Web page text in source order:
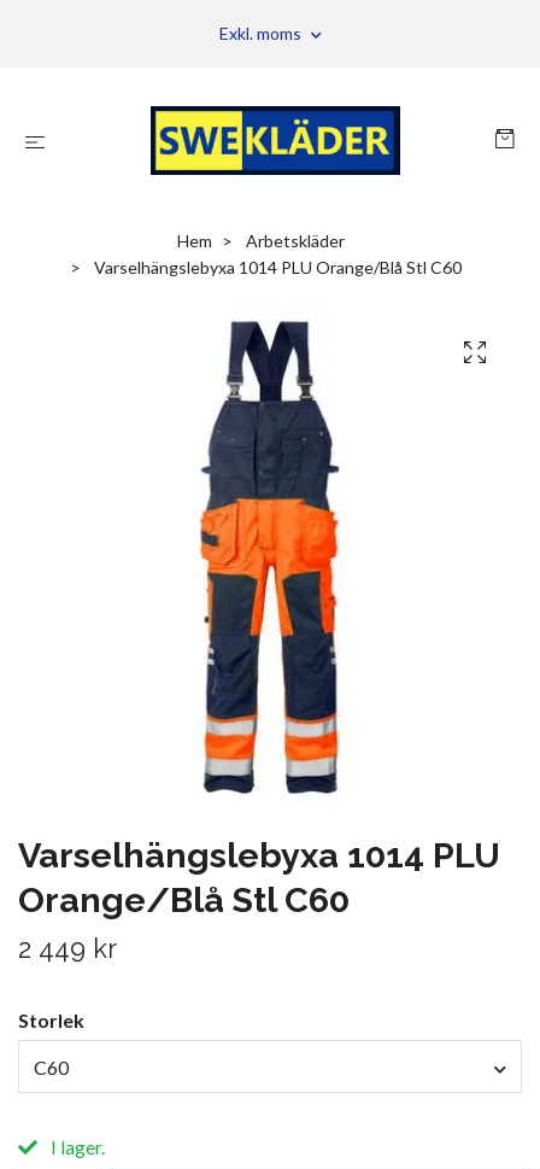
Exkl. moms
Hem
Arbetskläder
Varselhängslebyxa 1014 PLU Orange/Blå Stl C60
Varselhängslebyxa 1014 PLU
Orange/Blå Stl C60
2 449 kr
Storlek
C60
I lager.